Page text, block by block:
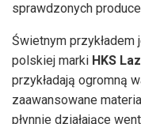
sprawdzonych
Świetnym
polskiej marki HKS
przykładają ogromną
zaawansowane
płynnie działające